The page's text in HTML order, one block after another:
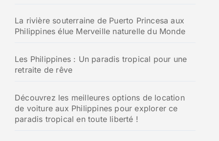
La rivière souterraine de Puerto Princesa aux
Philippines élue Merveille naturelle du Monde
Les Philippines : Un paradis tropical pour une
retraite de rêve
Découvrez les meilleures options de location
de voiture aux Philippines pour explorer ce
paradis tropical en toute liberté !